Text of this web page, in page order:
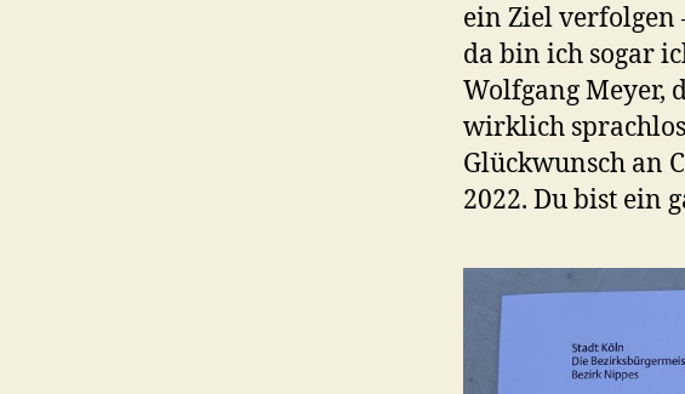
ein Ziel verfolgen
da bin ich sogar
Wolfgang Meyer,
wirklich
Glückwunsch an
2022. Du bist ein